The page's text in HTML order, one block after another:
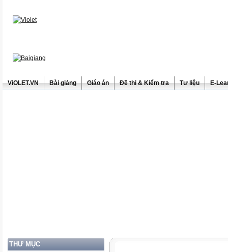
ViOLET.VN Bài giảng Giáo án Đề thi & Kiểm tra Tư liệu E-
THƯ MỤC